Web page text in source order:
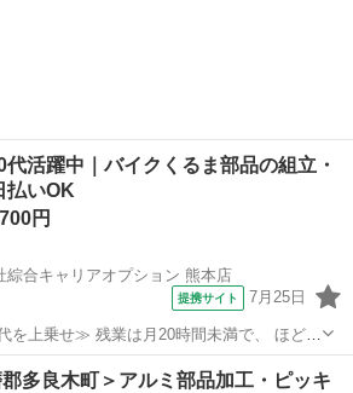
代活躍中｜バイクくるま部品の組立・
払いOK
円
綜合キャリアオプション 熊本店
提携サイト 7月25日
を上乗せ≫ 残業は月20時間未満で、 ほどよ
服アリ≫ 制服があるので、 毎日の服装の悩
カンゲイ≫ 新しいことにチャレンジするの
駅 工場
郡多良木町＞アルミ部品加工・ピッキ